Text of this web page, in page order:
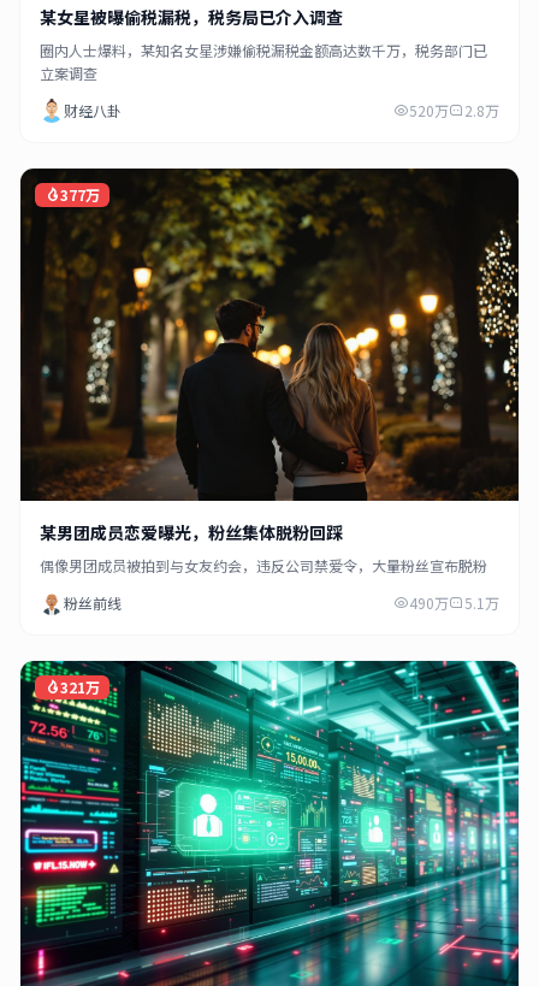
某女星被曝偷税漏税，税务局已介入调查
圈内人士爆料，某知名女星涉嫌偷税漏税金额高达数千万，税务部门已
立案调查
财经八卦
520万 2.8万
377万
某男团成员恋爱曝光，粉丝集体脱粉回踩
偶像男团成员被拍到与女友约会，违反公司禁爱令，大量粉丝宣布脱粉
粉丝前线
490万 5.1万
321万